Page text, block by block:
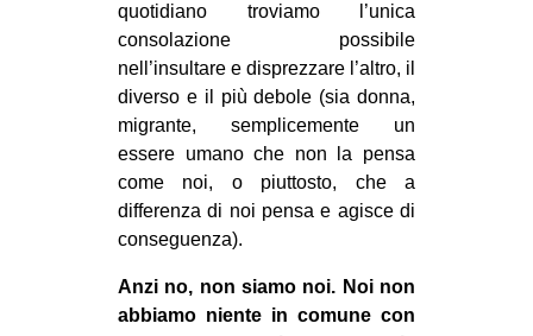
quotidiano troviamo l’unica
consolazione possibile
nell’insultare e disprezzare l’altro, il
diverso e il più debole (sia donna,
migrante, semplicemente un
essere umano che non la pensa
come noi, o piuttosto, che a
differenza di noi pensa e agisce di
conseguenza).
Anzi no, non siamo noi. Noi non
abbiamo niente in comune con